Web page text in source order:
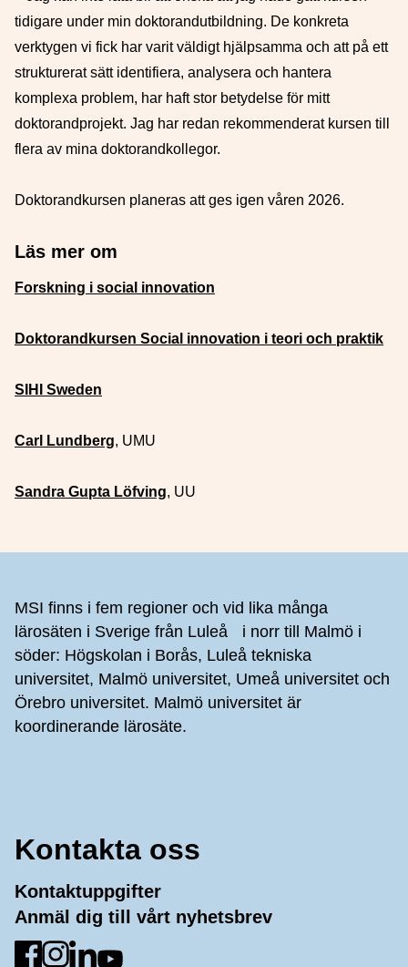
tidigare under min doktorandutbildning. De konkreta
verktygen vi fick har varit väldigt hjälpsamma och att på ett
strukturerat sätt identifiera, analysera och hantera
komplexa problem, har haft stor betydelse för mitt
doktorandprojekt. Jag har redan rekommenderat kursen till
flera av mina doktorandkollegor.
Doktorandkursen planeras att ges igen våren 2026.
Läs mer om
Forskning i social innovation
Doktorandkursen Social innovation i teori och praktik
SIHI Sweden
Carl Lundberg, UMU
Sandra Gupta Löfving, UU
MSI finns i fem regioner och vid lika många
lärosäten i Sverige från Luleå i norr till Malmö i
söder: Högskolan i Borås, Luleå tekniska
universitet, Malmö universitet, Umeå universitet och
Örebro universitet. Malmö universitet är
koordinerande lärosäte.
Kontakta oss
Kontaktuppgifter
Anmäl dig till vårt nyhetsbrev
Gå till Facebook
Gå till Instagram
Gå till LinkedIn
Gå till YouTube